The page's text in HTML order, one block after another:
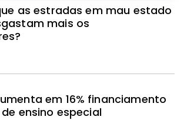
as estradas em mau estado
mais os
em 16% financiamento
ensino especial